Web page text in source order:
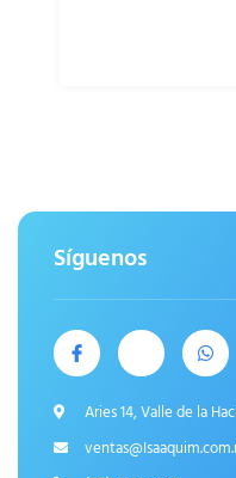
Síguenos
Aries 14, Valle de la